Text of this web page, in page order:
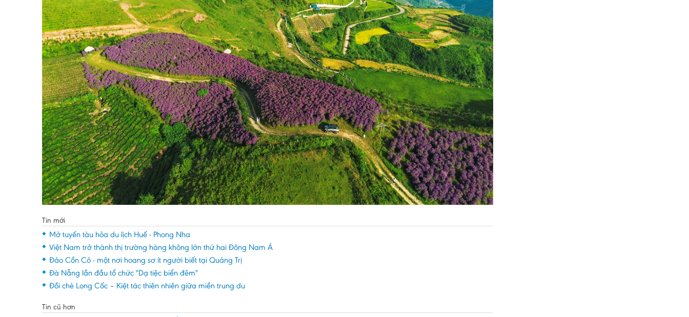
Tin mới
Mở tuyến tàu hỏa du lịch Huế - Phong Nha
Việt Nam trở thành thị trường hàng không lớn thứ hai Đông Nam Á
Đảo Cồn Cỏ - một nơi hoang sơ ít người biết tại Quảng Trị
Đà Nẵng lần đầu tổ chức "Dạ tiệc biển đêm"
Đồi chè Long Cốc – Kiệt tác thiên nhiên giữa miền trung du
Tin cũ hơn